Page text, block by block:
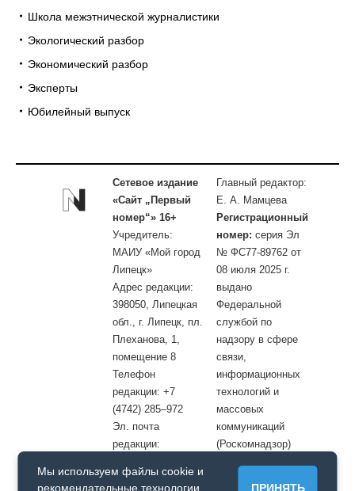
Мы используем файлы cookie и
рекомендательные технологии.
ПРИНЯТЬ
Школа межэтнической журналистики
Экологический разбор
Экономический разбор
Эксперты
Юбилейный выпуск
Сетевое издание
«Сайт „Первый
номер“» 16+
Учредитель:
МАИУ «Мой город
Липецк»
Адрес редакции:
398050, Липецкая
обл., г. Липецк, пл.
Плеханова, 1,
помещение 8
Телефон
редакции: +7
(4742) 285–972
Эл. почта
редакции:
Главный редактор:
Е. А. Мамцева
Регистрационный
номер: серия Эл
№ ФС77-89762 от
08 июля 2025 г.
выдано
Федеральной
службой по
надзору в сфере
связи,
информационных
технологий и
массовых
коммуникаций
(Роскомнадзор)
Первый номер © / Допускается цитирование материалов с